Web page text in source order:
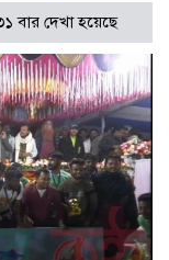
বার দেখা হয়েছে